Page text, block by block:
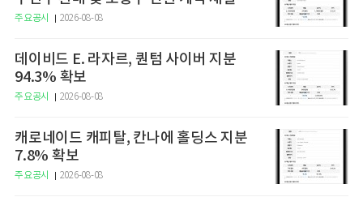
주요공시 2026-08-08
데이비드 E. 라자르, 퀀텀 사이버 지분
94.3% 확보
주요공시 2026-08-08
캐로네이드 캐피탈, 칸나에 홀딩스 지분
7.8% 확보
주요공시 2026-08-08